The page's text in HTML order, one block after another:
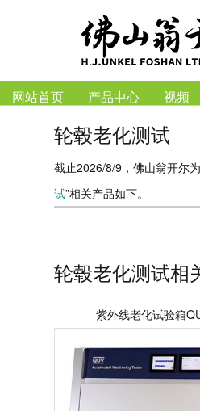
网站首页 产品中心 视频
轮毂老化测试
截止2026/8/9，佛山翁开尔
试”相关产品如下。
轮毂老化测试相
紫外线老化试验箱